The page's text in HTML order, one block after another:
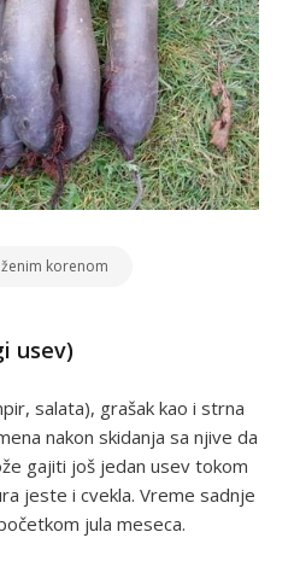
korenom
usev)
salata), grašak kao i strna
nakon skidanja sa njive da
gajiti još jedan usev tokom
jeste i cvekla. Vreme sadnje
jula meseca.